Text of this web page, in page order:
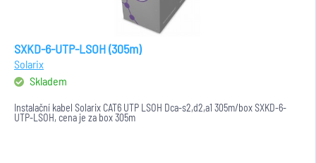
SXKD-6-UTP-LSOH (305m)
Solarix
Skladem
Instalační kabel Solarix CAT6 UTP LSOH Dca-s2,d2,a1 305m/box SXKD-6-
UTP-LSOH, cena je za box 305m